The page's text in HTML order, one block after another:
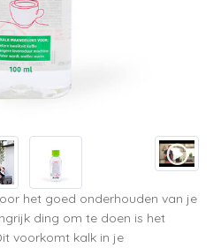
het goed onderhouden van je
ding om te doen is het
voorkomt kalk in je